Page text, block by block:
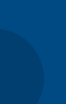
Angebot